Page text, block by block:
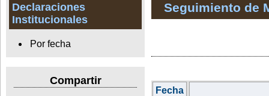
Declaraciones
Institucionales
Por fecha
Compartir
Seguimiento de
Fecha